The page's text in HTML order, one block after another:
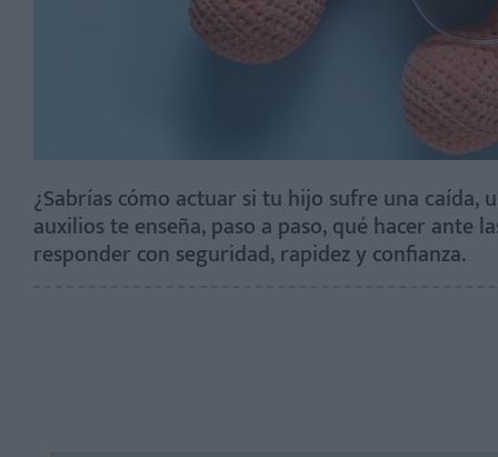
¿Sabrías cómo actuar si tu hijo sufre una
auxilios te enseña, paso a paso, qué hacer ante
responder con seguridad, rapidez y confianza.